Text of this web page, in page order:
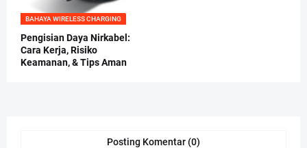
BAHAYA WIRELESS CHARGING
Pengisian Daya Nirkabel:
Cara Kerja, Risiko
Keamanan, & Tips Aman
Posting Komentar (0)